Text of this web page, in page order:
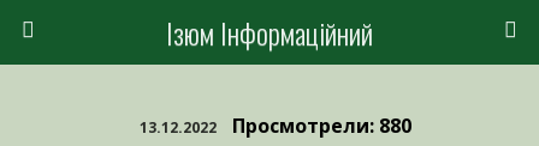
Ізюм Інформаційний
13.12.2022 Просмотрели: 880